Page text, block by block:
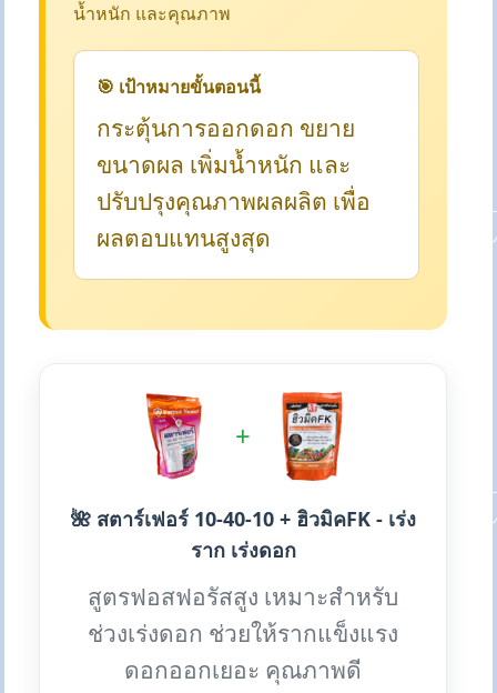
น้ำหนัก และคุณภาพ
🎯 เป้าหมายขั้นตอนนี้
กระตุ้นการออกดอก ขยาย
ขนาดผล เพิ่มน้ำหนัก และ
ปรับปรุงคุณภาพผลผลิต เพื่อ
ผลตอบแทนสูงสุด
+
🌺 สตาร์เฟอร์ 10-40-10 + ฮิวมิคFK - เร่ง
ราก เร่งดอก
สูตรฟอสฟอรัสสูง เหมาะสำหรับ
ช่วงเร่งดอก ช่วยให้รากแข็งแรง
ดอกออกเยอะ คุณภาพดี